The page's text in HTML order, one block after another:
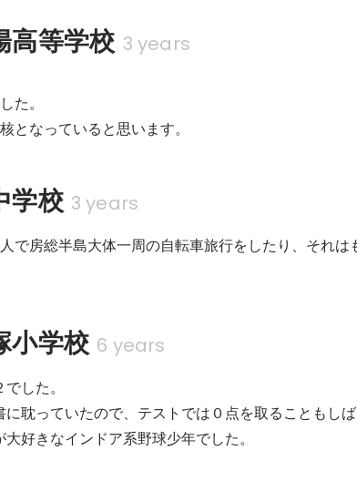
高等学校 3 years
た。
となっていると思います。
学校 3 years
で房総半島大体一周の自転車旅行をしたり、それは
小学校 6 years
した。
耽っていたので、テストでは０点を取ることもしば
好きなインドア系野球少年でした。